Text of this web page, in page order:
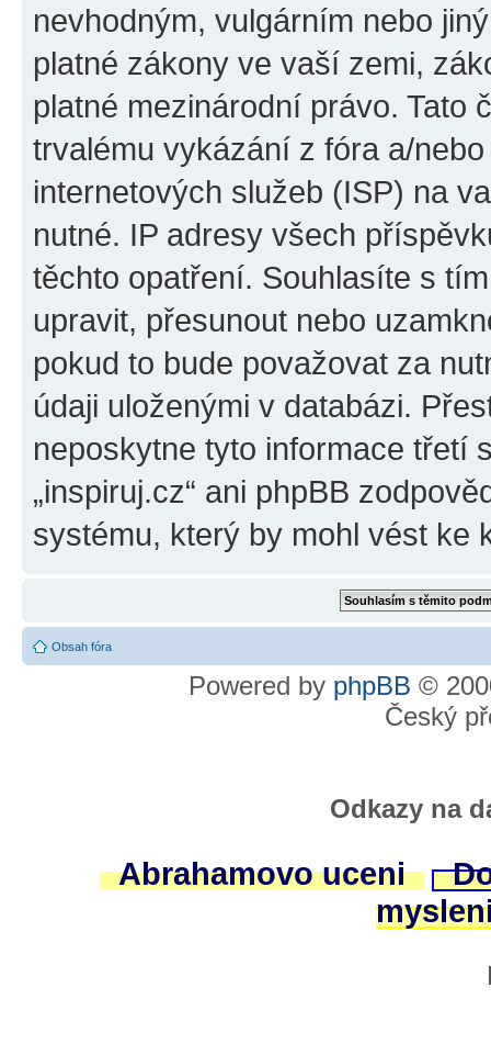
nevhodným, vulgárním nebo
platné zákony ve vaší zemi,
platné mezinárodní právo. Tato
trvalému vykázání z fóra a/
internetových služeb (ISP) na
nutné. IP adresy všech
těchto opatření. Souhlasíte s
upravit, přesunout nebo
pokud to bude považovat za
údaji uloženými v databázi.
neposkytne tyto informace třetí
„inspiruj.cz“ ani phpBB
systému, který by mohl vést ke
Obsah fóra
Powered by phpBB ©
Český
Odkazy na
Abrahamovo uceni